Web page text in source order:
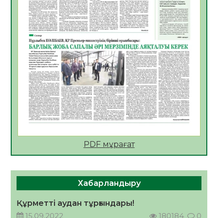
Мектептен – Ұлттық ұлан сапына
04.08.2026
34
Үкіметтік емес ұйымдарға арналған
сыйлықақы конкурсына өтінім қабылдау
басталды
04.08.2026
38
Үкіметте Президенттің отандық тауарды
қолдау жөніндегі тапсырмаларының
жүзеге асырылу барысы қаралуда
Жазғы лагерьде оқушылармен
профилактикалық кездесу өтті
04.08.2026
46 0
Құрылтай: Қызылордада 1344 комиссия
мүшесінің білімі жетілдіріледі
04.08.2026
37 0
PDF мұрағат
Хабарландыру
Құрметті аудан тұрғындары!
15.09.2022
180184
0